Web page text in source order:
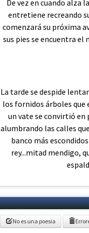
De vez en cuando alza
entretiene recreando
comenzará su próxima
sus pies se encuentra el
La tarde se despide
los fornidos árboles que
un vate se convirtió en
alumbrando las calles
banco más
rey...mitad mendigo,
No es una poesia